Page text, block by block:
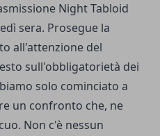
Night Tabloid
sera. Prosegue la
all'attenzione del
sull'obbligatorietà dei
solo cominciato a
un confronto che, ne
Non c'è nessun